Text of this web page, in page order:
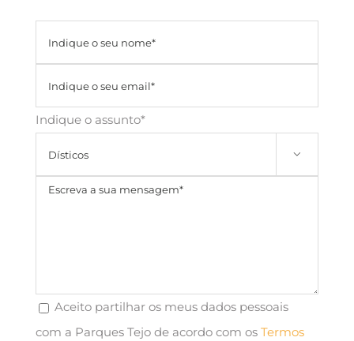
Indique o assunto*

Aceito partilhar os meus dados pessoais
com a Parques Tejo de acordo com os Termos